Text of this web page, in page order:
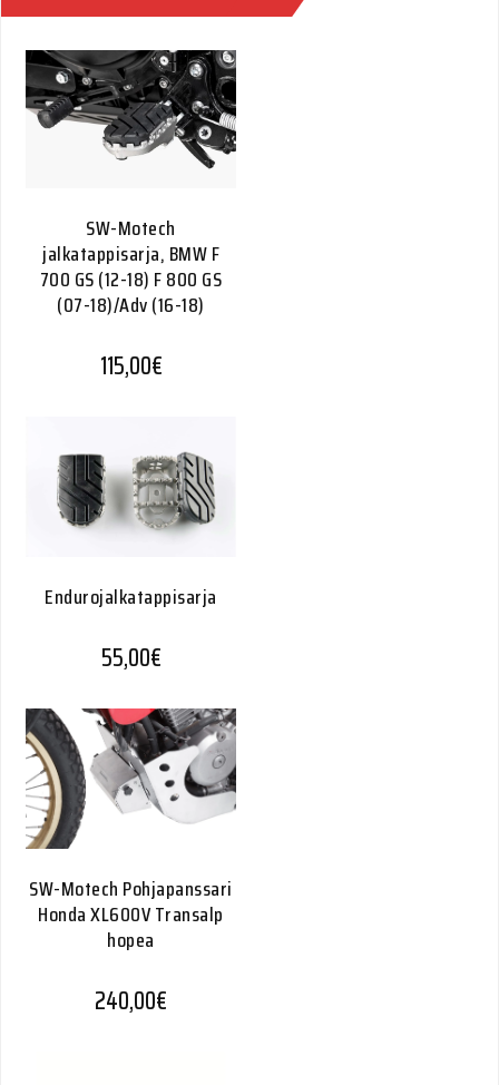
SW-Motech
jalkatappisarja, BMW F
700 GS (12-18) F 800 GS
(07-18)/Adv (16-18)
115,00€
Endurojalkatappisarja
55,00€
SW-Motech Pohjapanssari
Honda XL600V Transalp
hopea
240,00€